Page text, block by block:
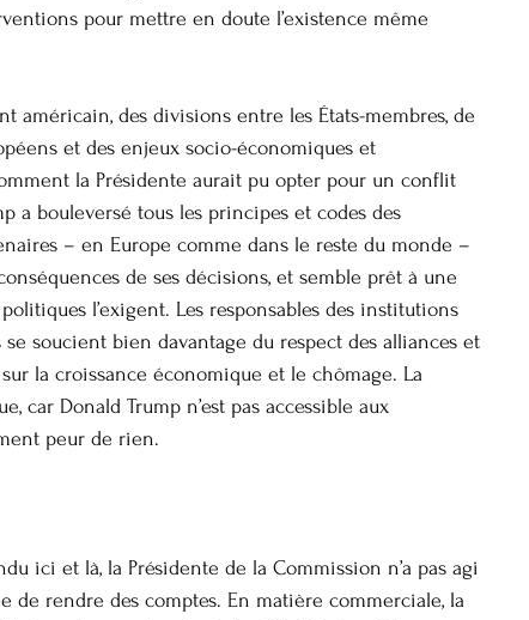
pour mettre en doute l’existence même
américain, des divisions entre les États-membres, de
et des enjeux socio-économiques et
la Présidente aurait pu opter pour un conflit
a bouleversé tous les principes et codes des
– en Europe comme dans le reste du monde –
de ses décisions, et semble prêt à une
l’exigent. Les responsables des institutions
soucient bien davantage du respect des alliances et
la croissance économique et le chômage. La
car Donald Trump n’est pas accessible aux
peur de rien.
ici et là, la Présidente de la Commission n’a pas agi
de rendre des comptes. En matière commerciale, la